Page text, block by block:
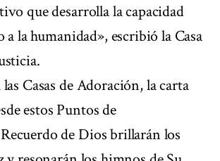
que desarrolla la capacidad
a la humanidad», escribió la Casa
Casas de Adoración, la carta
estos Puntos de
de Dios brillarán los